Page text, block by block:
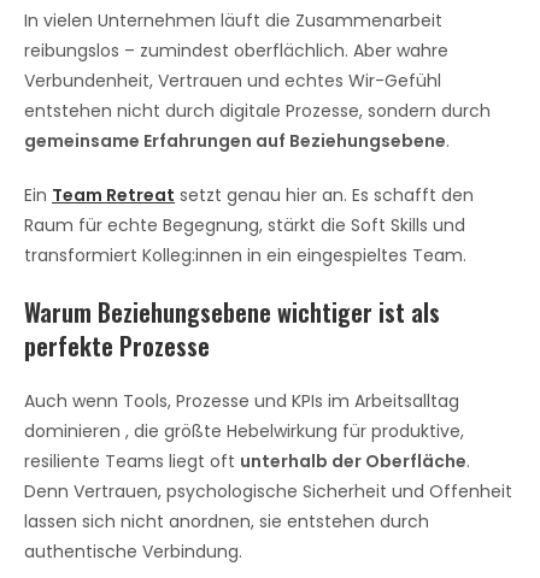
In vielen Unternehmen läuft die Zusammenarbeit
reibungslos – zumindest oberflächlich. Aber wahre
Verbundenheit, Vertrauen und echtes Wir-Gefühl
entstehen nicht durch digitale Prozesse, sondern durch
gemeinsame Erfahrungen auf Beziehungsebene.
Ein Team Retreat setzt genau hier an. Es schafft den
Raum für echte Begegnung, stärkt die Soft Skills und
transformiert Kolleg:innen in ein eingespieltes Team.
Warum Beziehungsebene wichtiger ist als
perfekte Prozesse
Auch wenn Tools, Prozesse und KPIs im Arbeitsalltag
dominieren , die größte Hebelwirkung für produktive,
resiliente Teams liegt oft unterhalb der Oberfläche.
Denn Vertrauen, psychologische Sicherheit und Offenheit
lassen sich nicht anordnen, sie entstehen durch
authentische Verbindung.